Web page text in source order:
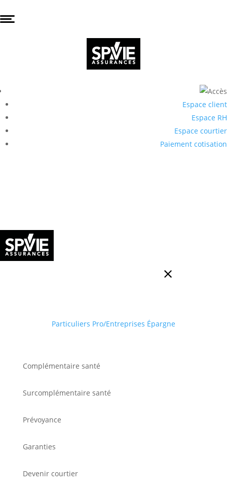
Espace client
Espace RH
Espace courtier
Paiement cotisation
Particuliers Pro/Entreprises Épargne
Complémentaire santé
Surcomplémentaire santé
Prévoyance
Garanties
Devenir courtier